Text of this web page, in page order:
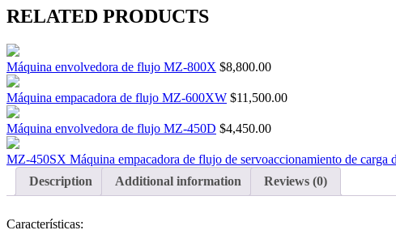
RELATED PRODUCTS
Máquina envolvedora de flujo MZ-800X $8,800.00
Máquina empacadora de flujo MZ-600XW $11,500.00
Máquina envolvedora de flujo MZ-450D $4,450.00
MZ-450SX Máquina empacadora de flujo de servoaccionamiento de carga
Description
Additional information Reviews (0)
Características: